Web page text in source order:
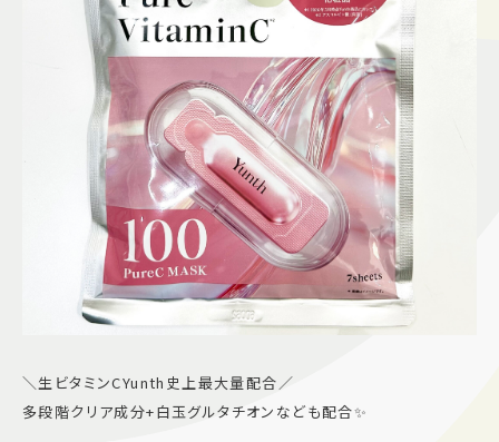
＼生ビタミンCYunth史上最大量配合／
多段階クリア成分+白玉グルタチオンなども配合✨